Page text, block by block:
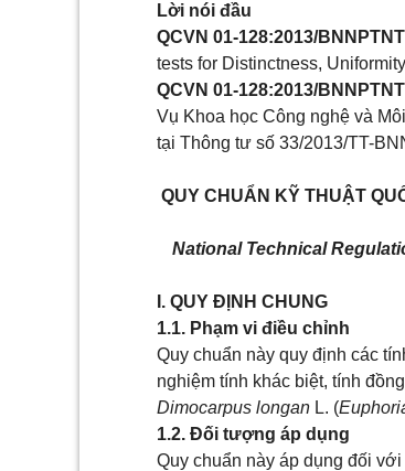
Lời nói đầu
QCVN 01-128:2013/BNNPTNT
tests for Distinctness,
QCVN 01-128:2013/BNNPTNT
Vụ Khoa học Công nghệ và
tại Thông tư số 33/2013/TT-
QUY CHUẨN KỸ THUẬT
National Technical
I. QUY ĐỊNH CHUNG
1.1. Phạm vi điều chỉnh
Quy chuẩn này quy định các
nghiệm tính khác biệt, tính
Dimocarpus longan L. (
1.2. Đối tượng áp dụng
Quy chuẩn này áp dụng đối